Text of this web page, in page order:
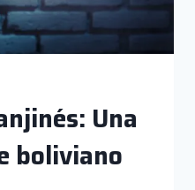
Una
boliviano